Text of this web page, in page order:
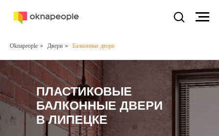
Oknapeople » Двери » Балконные двери
ПЛАСТИКОВЫЕ
БАЛКОННЫЕ ДВЕРИ
В ЛИПЕЦКЕ